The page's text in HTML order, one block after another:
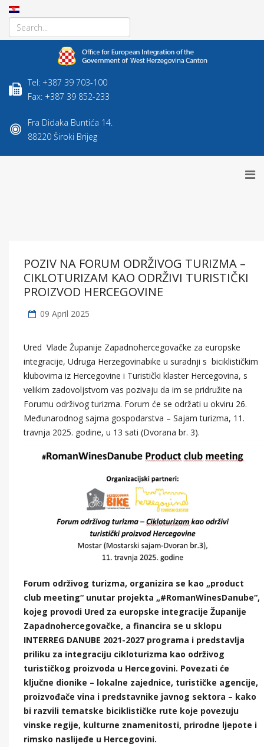
Tel: +387 39 703-100
Fax: +387 39 852-233
Fra Didaka Buntića 14.
88220 Široki Brijeg
POZIV NA FORUM ODRŽIVOG TURIZMA –
CIKLOTURIZAM KAO ODRŽIVI TURISTIČKI
PROIZVOD HERCEGOVINE
09 April 2025
Ured Vlade Županije Zapadnohercegovačke za europske
integracije, Udruga Herzegovinabike u suradnji s biciklističkim
klubovima iz Hercegovine i Turistički klaster Hercegovina, s
velikim zadovoljstvom vas pozivaju da im se pridružite na
Forumu održivog turizma. Forum će se održati u okviru 26.
Međunarodnog sajma gospodarstva – Sajam turizma, 11.
travnja 2025. godine, u 13 sati (Dvorana br. 3).
Forum održivog turizma, organizira se kao „product
club meeting“ unutar projekta „#RomanWinesDanube“,
kojeg provodi Ured za europske integracije Županije
Zapadnohercegovačke, a financira se u sklopu
INTERREG DANUBE 2021-2027 programa i predstavlja
priliku za integraciju cikloturizma kao održivog
turističkog proizvoda u Hercegovini. Povezati će
ključne dionike – lokalne zajednice, turističke agencije,
proizvođače vina i predstavnike javnog sektora – kako
bi razvili tematske biciklističke rute koje povezuju
vinske regije, kulturne znamenitosti, prirodne ljepote i
rimsko naslijeđe u Hercegovini.